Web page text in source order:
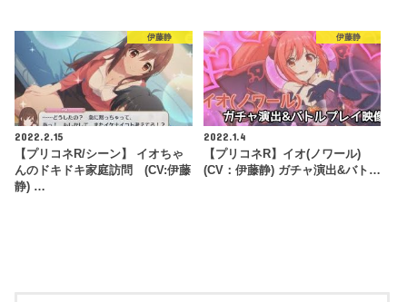
伊藤静
2022.2.15
【プリコネR/シーン】 イオちゃ
んのドキドキ家庭訪問 (CV:伊藤
静) …
伊藤静
2022.1.4
【プリコネR】イオ(ノワール)
(CV：伊藤静) ガチャ演出&バト…